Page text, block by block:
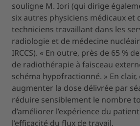
souligne M. Iori (qui dirige
six autres physiciens médicaux et
techniciens travaillant dans les
radiologie et de médecine
IRCCS). « En outre, près de 65 %
de radiothérapie à faisceau
schéma hypofractionné. » En clair,
augmenter la dose délivrée par
réduire sensiblement le nombre
d’améliorer l’expérience du
l’efficacité du flux de travail.